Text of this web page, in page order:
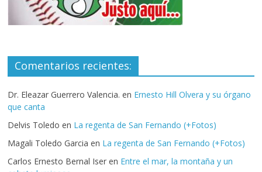
Comentarios recientes:
Dr. Eleazar Guerrero Valencia. en Ernesto Hill Olvera y su órgano
que canta
Delvis Toledo en La regenta de San Fernando (+Fotos)
Magali Toledo Garcia en La regenta de San Fernando (+Fotos)
Carlos Ernesto Bernal Iser en Entre el mar, la montaña y un